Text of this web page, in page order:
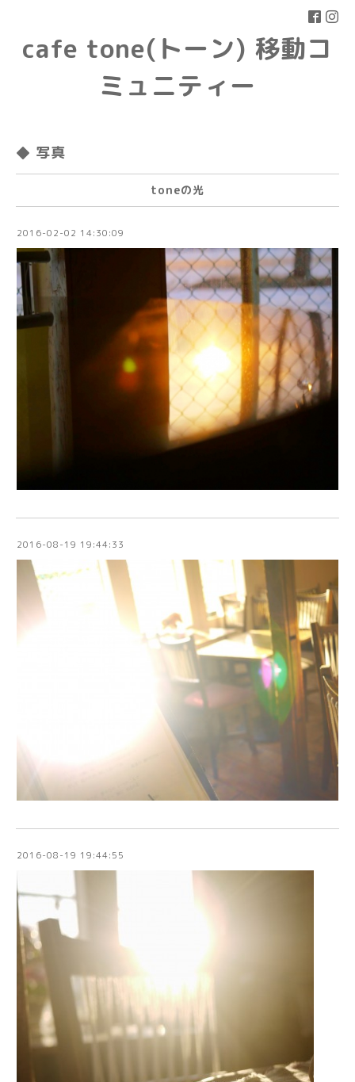
cafe tone(トーン) 移動コ
ミュニティー
◆ 写真
toneの光
2016-02-02 14:30:09
2016-08-19 19:44:33
2016-08-19 19:44:55